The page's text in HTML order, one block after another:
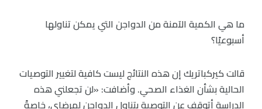
ما هي الكمية الآمنة من الدواجن التي يمكن تناولها
أسبوعيًا؟
قالت كيركباتريك إن هذه النتائج ليست كافية لتغيير التوصيات
الحالية بشأن الغذاء الصحي. وأضافت: «لن تجعلني هذه
الدراسة أتوقف عن التوصية بتناول الدواجن لمرضاي، خاصةً